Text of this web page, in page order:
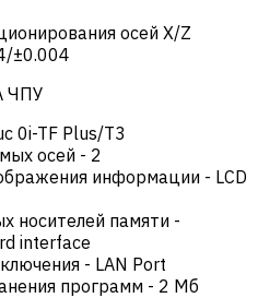
осей X/Z
±0.004
ЧПУ
0i-TF Plus/T3
осей - 2
информации - LCD
носителей памяти -
interface
- LAN Port
программ - 2 Мб